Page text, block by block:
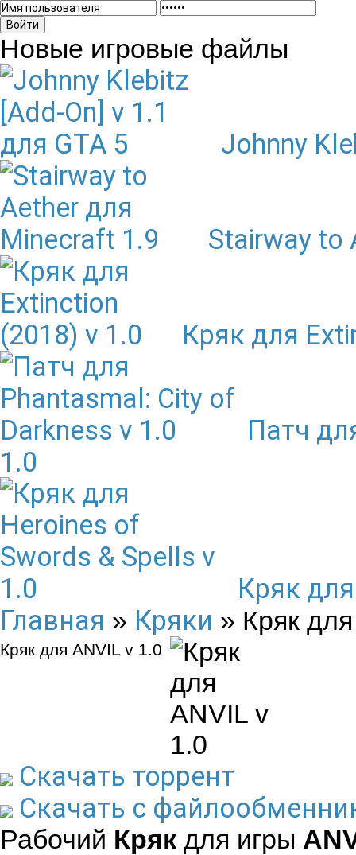
Войти
Новые игровые файлы
Johnny
Stairway to
Кряк для
Патч
1.0
Кряк
Главная » Кряки » Кряк
Кряк для ANVIL v 1.0
Скачать торрент
Скачать с
Рабочий Кряк для игры